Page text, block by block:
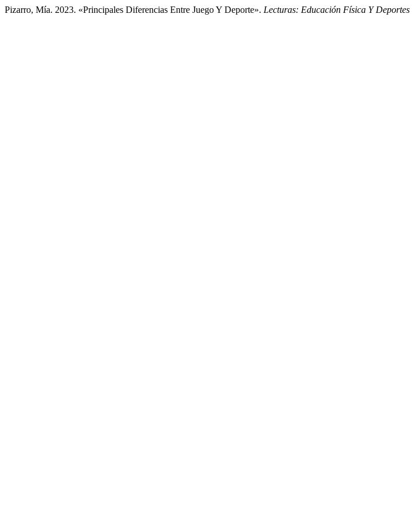
Pizarro, Mía. 2023. «Principales Diferencias Entre Juego Y Deporte». Lecturas: Educación Física Y Deportes